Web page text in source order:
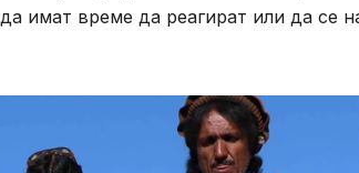
имат време да реагират или да се